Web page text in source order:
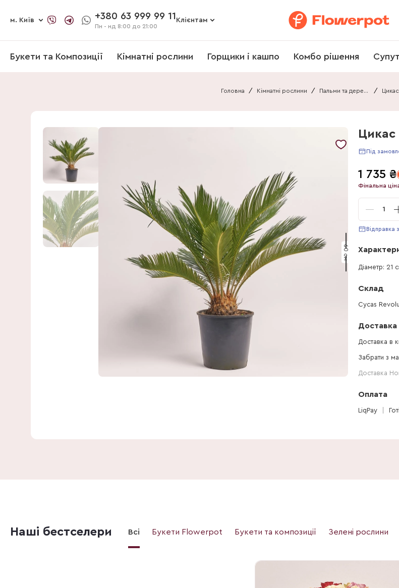
м. Київ +380 63 999 99 11
Пн - нд 8:00 до 21:00
Клієнтам
Букети та Композиції Кімнатні рослини Горщики і кашпо Комбо рішення
Головна / Кімнатні рослини / Пальми та дерева / Цикас
60 см
Під
1 735 ₴
Фінальна
1
Відправка
Діаметр: 21
Склад
Cycas
Доставка
Доставка в
Забрати з
Доставка
Оплата
LiqPay
Наші бестселери Всі Букети Flowerpot Букети та композиції Зелені рослини